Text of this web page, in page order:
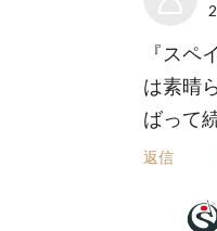
『スペ
は素晴
ばって
返信